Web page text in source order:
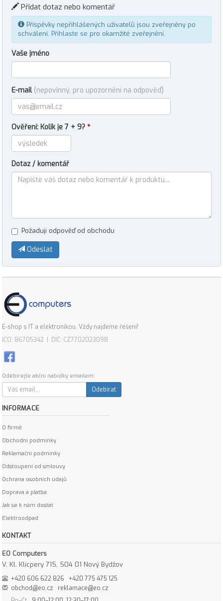
Přidat dotaz nebo komentář
Příspěvky nepřihlášených uživatelů jsou zveřejněny po
schválení. Přihlaste se pro okamžité zveřejnění.
Vaše jméno
E-mail (nepovinný, pro upozornění na odpověď)
Ověření: Kolik je 7 + 9? *
Dotaz / komentář
Požaduji odpověď od obchodu
Odeslat
E-shop s IT a elektronikou. Vždy najdeme řešení!
IČO: 86705342 | DIČ: CZ7702023098
Odebírejte akční nabídky emailem:
Odebírat
INFORMACE
O firmě
Obchodní podmínky
Reklamační podmínky
Odstoupení od smlouvy
Ochrana osobních údajů
Doprava a platba
Jak se k nám dostat
Elektroodpad
KONTAKT
EO Computers
V. Kl. Klicpery 715, 504 01 Nový Bydžov
+420 606 622 826
+420 775 475 125
obchod@eo.cz
reklamace@eo.cz